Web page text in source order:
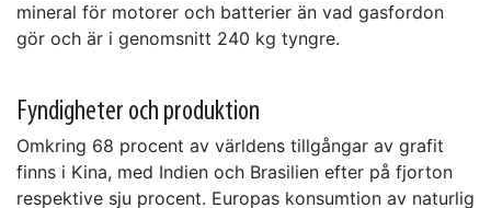
mineral för motorer och batterier än vad gasfordon
gör och är i genomsnitt 240 kg tyngre.
Fyndigheter och produktion
Omkring 68 procent av världens tillgångar av grafit
finns i Kina, med Indien och Brasilien efter på fjorton
respektive sju procent. Europas konsumtion av naturlig